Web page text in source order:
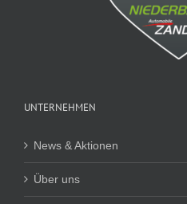
UNTERNEHMEN
News & Aktionen
Über uns